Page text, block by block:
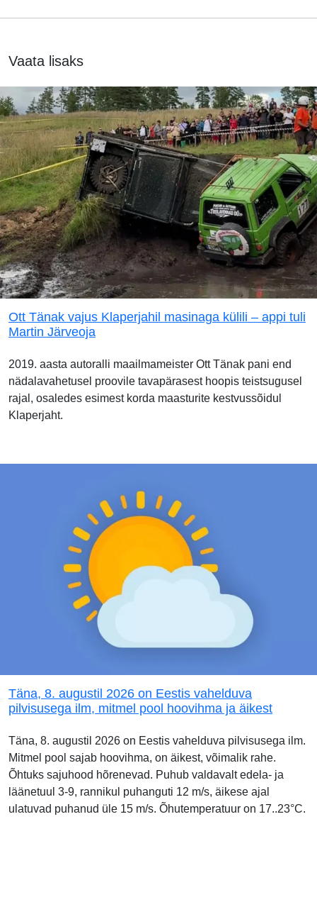
Vaata lisaks
Ott Tänak vajus Klaperjahil masinaga külili – appi tuli
Martin Järveoja
2019. aasta autoralli maailmameister Ott Tänak pani end
nädalavahetusel proovile tavapärasest hoopis teistsugusel
rajal, osaledes esimest korda maasturite kestvussõidul
Klaperjaht.
Täna, 8. augustil 2026 on Eestis vahelduva
pilvisusega ilm, mitmel pool hoovihma ja äikest
Täna, 8. augustil 2026 on Eestis vahelduva pilvisusega ilm.
Mitmel pool sajab hoovihma, on äikest, võimalik rahe.
Õhtuks sajuhood hõrenevad. Puhub valdavalt edela- ja
läänetuul 3-9, rannikul puhanguti 12 m/s, äikese ajal
ulatuvad puhanud üle 15 m/s. Õhutemperatuur on 17..23°C.